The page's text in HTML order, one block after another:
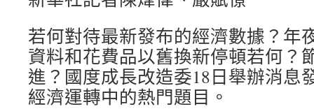
若何對待最新發布的經濟數據？年
資料和花費品以舊換新停頓若何？
進？國度成長改造委18日舉辦消息
經濟運轉中的熱門題目。